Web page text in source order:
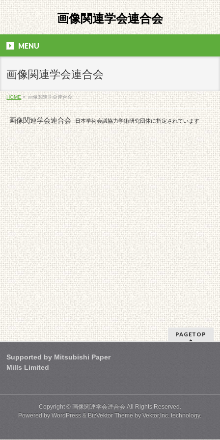
画像関連学会連合会
MENU
画像関連学会連合会
HOME » 画像関連学会連合会
画像関連学会連合会日本学術会議協力学術研究団体に指定されています
PAGETOP
Supported by Mitsubishi Paper
Mills Limited
Copyright © 画像関連学会連合会All Rights Reserved.
Powered byWordPress & BizVektor Theme by Vektor,Inc. technology.